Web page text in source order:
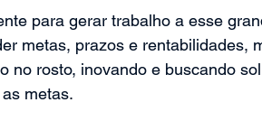
para gerar trabalho a esse
metas, prazos e rentabilidades,
no rosto, inovando e buscando
metas.